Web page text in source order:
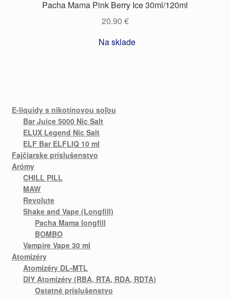
Pacha Mama Pink Berry Ice 30ml/120ml
20.90 €
Na sklade
E-liquidy s nikotínovou soľou
Bar Juice 5000 Nic Salt
ELUX Legend Nic Salt
ELF Bar ELFLIQ 10 ml
Fajčiarske príslušenstvo
Arómy
CHILL PILL
MAW
Revolute
Shake and Vape (Longfill)
Pacha Mama longfill
BOMBO
Vampire Vape 30 ml
Atomizéry
Atomizéry DL-MTL
DIY Atomizéry (RBA, RTA, RDA, RDTA)
Ostatné príslušenstvo